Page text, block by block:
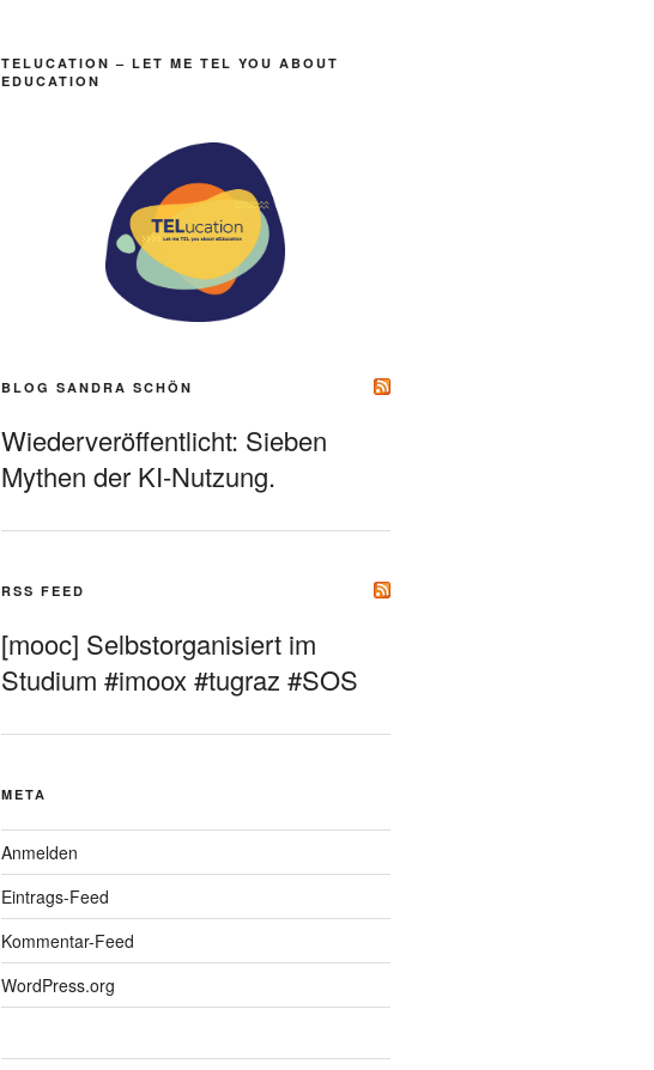
TELUCATION – LET ME TEL YOU ABOUT
EDUCATION
BLOG SANDRA SCHÖN
Wiederveröffentlicht: Sieben
Mythen der KI-Nutzung.
RSS FEED
[mooc] Selbstorganisiert im
Studium #imoox #tugraz #SOS
META
Anmelden
Eintrags-Feed
Kommentar-Feed
WordPress.org